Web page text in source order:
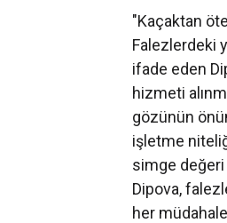
"Kaçaktan
Falezlerdeki
ifade eden
hizmeti
gözünün
işletme
simge değeri
Dipova,
her